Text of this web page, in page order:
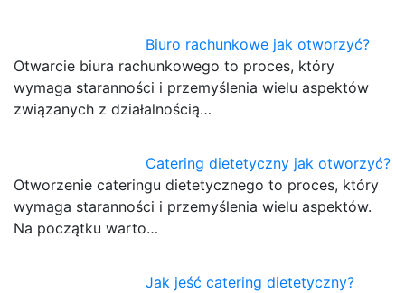
Biuro rachunkowe jak otworzyć?
Otwarcie biura rachunkowego to proces, który
wymaga staranności i przemyślenia wielu aspektów
związanych z działalnością…
Catering dietetyczny jak otworzyć?
Otworzenie cateringu dietetycznego to proces, który
wymaga staranności i przemyślenia wielu aspektów.
Na początku warto…
Jak jeść catering dietetyczny?